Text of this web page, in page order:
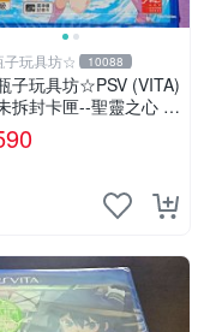
玩具坊☆ 10088
子玩具坊☆PSV (VITA)
拆封卡匣--聖靈之心 3
MAX